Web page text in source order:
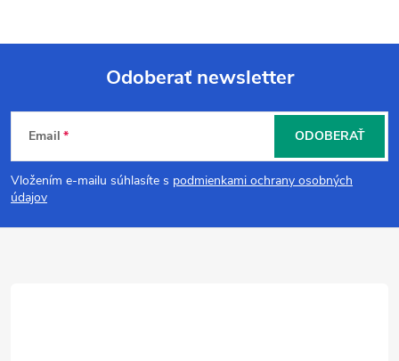
Z
á
p
Odoberať newsletter
Email
Vložením e-mailu súhlasíte s podmienkami ochrany osobných
údajov
ODOBERAŤ